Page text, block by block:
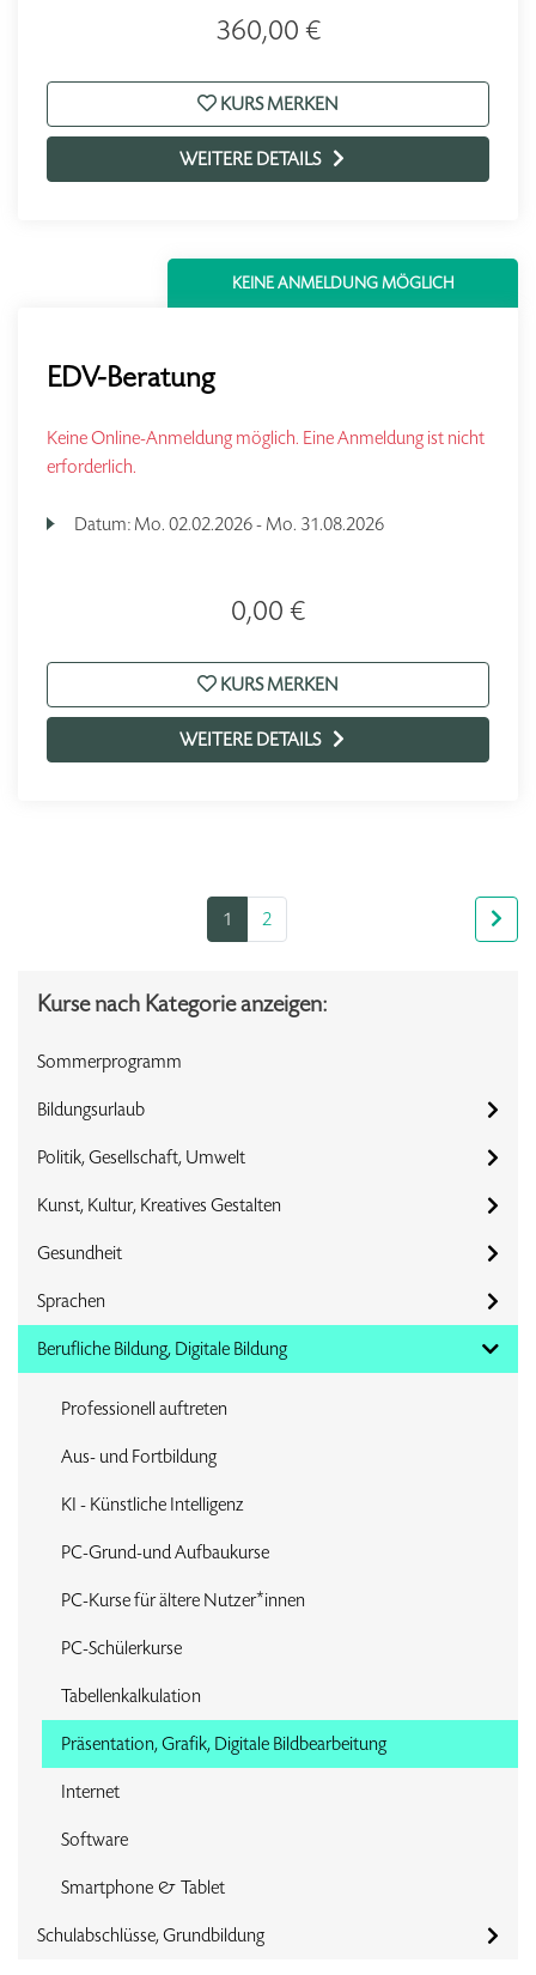
360,00 €
KURS MERKEN
WEITERE DETAILS
KEINE ANMELDUNG MÖGLICH
EDV-Beratung
Keine Online-Anmeldung möglich. Eine Anmeldung ist nicht
erforderlich.
Datum: Mo. 02.02.2026 - Mo. 31.08.2026
0,00 €
KURS MERKEN
WEITERE DETAILS
1 2
Kurse nach Kategorie anzeigen:
Sommerprogramm
Bildungsurlaub
Politik, Gesellschaft, Umwelt
Kunst, Kultur, Kreatives Gestalten
Gesundheit
Sprachen
Berufliche Bildung, Digitale Bildung
Professionell auftreten
Aus- und Fortbildung
KI - Künstliche Intelligenz
PC-Grund-und Aufbaukurse
PC-Kurse für ältere Nutzer*innen
PC-Schülerkurse
Tabellenkalkulation
Präsentation, Grafik, Digitale Bildbearbeitung
Internet
Software
Smartphone & Tablet
Schulabschlüsse, Grundbildung